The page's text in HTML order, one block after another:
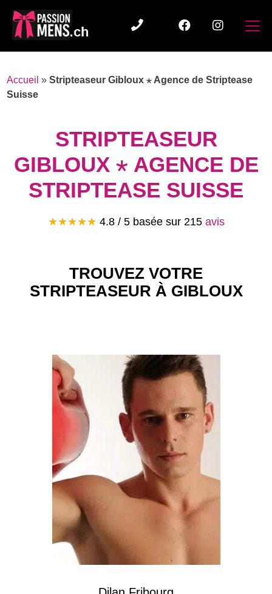
Accueil »Stripteaseur Gibloux ⋆ Agence de Striptease
Suisse
STRIPTEASEUR
GIBLOUX ⋆ AGENCE DE
STRIPTEASE SUISSE
★★★★★ 4.8 / 5 basée sur 215 avis
TROUVEZ VOTRE
STRIPTEASEUR À GIBLOUX